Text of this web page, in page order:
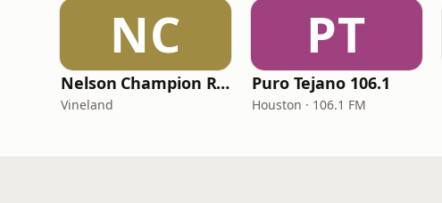
NC
Nelson Champion Radio
Vineland
PT
Puro Tejano 106.1
Houston · 106.1 FM